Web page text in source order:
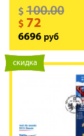
$ 100.00
$ 72
6696 руб
новинка
скидка